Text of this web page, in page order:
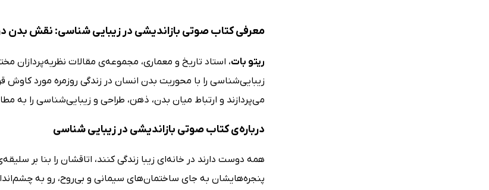
معرفی کتاب صوتی بازاندیشی در زیبایی شناسی: نقش بدن
ریتو بات، استاد تاریخ و معماری، مجموعه‌ی مقالات نظریه‌پردازان
زیبایی‌شناسی را با محوریت بدن انسان در زندگی روزمره‌ مورد کاوش
می‌پردازند و ارتباط میان بدن، ذهن، طراحی و زیبایی‌شناسی را به
درباره‌ی کتاب صوتی بازاندیشی در زیبایی شناسی
‌همه دوست دارند در خانه‌ای زیبا زندگی کنند، اتاقشان را بنا بر
پنجره‌هایشان به جای ساختمان‌های سیمانی و بی‌روح، رو به